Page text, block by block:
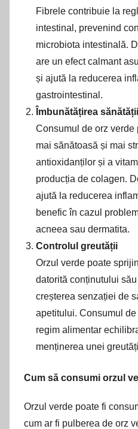
Fibrele contribuie la
intestinal, prevenind
microbiota intestinală.
are un efect calmant
și ajută la reducerea
gastrointestinal.
Îmbunătățirea
Consumul de orz
mai sănătoasă și mai
antioxidanților și a
producția de colagen.
ajută la reducerea
benefic în cazul
acneea sau dermatita.
Controlul greutății
Orzul verde poate
datorită conținutului
creșterea senzației de
apetitului. Consumul
regim alimentar
menținerea unei
Cum să consumi orzul
Orzul verde poate fi
cum ar fi pulberea de orz